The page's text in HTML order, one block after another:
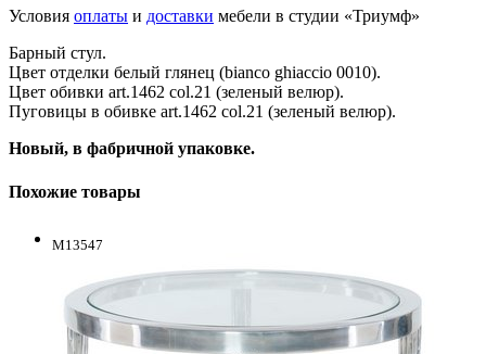
Условия оплаты и доставки мебели в студии «Триумф»
Барный стул.
Цвет отделки белый глянец (bianco ghiaccio 0010).
Цвет обивки art.1462 col.21 (зеленый велюр).
Пуговицы в обивке art.1462 col.21 (зеленый велюр).
Новый, в фабричной упаковке.
Похожие товары
M13547